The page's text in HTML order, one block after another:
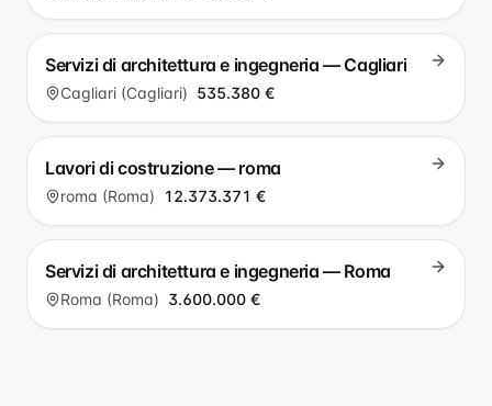
Servizi di architettura e ingegneria — Cagliari
Cagliari (Cagliari) 535.380 €
Lavori di costruzione — roma
roma (Roma) 12.373.371 €
Servizi di architettura e ingegneria — Roma
Roma (Roma) 3.600.000 €